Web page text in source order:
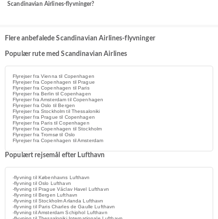
Scandinavian Airlines-flyvninger?
Flere anbefalede Scandinavian Airlines-flyvninger
Populær rute med Scandinavian Airlines
Flyrejser fra Vienna til Copenhagen
Flyrejser fra Copenhagen til Prague
Flyrejser fra Copenhagen til Paris
Flyrejser fra Berlin til Copenhagen
Flyrejser fra Amsterdam til Copenhagen
Flyrejser fra Oslo til Bergen
Flyrejser fra Stockholm til Thessaloniki
Flyrejser fra Prague til Copenhagen
Flyrejser fra Paris til Copenhagen
Flyrejser fra Copenhagen til Stockholm
Flyrejser fra Tromsø til Oslo
Flyrejser fra Copenhagen til Amsterdam
Populært rejsemål efter Lufthavn
-flyvning til Københavns Lufthavn
-flyvning til Oslo Lufthavn
-flyvning til Prague Václav Havel Lufthavn
-flyvning til Bergen Lufthavn
-flyvning til Stockholm Arlanda Lufthavn
-flyvning til Paris Charles de Gaulle Lufthavn
-flyvning til Amsterdam Schiphol Lufthavn